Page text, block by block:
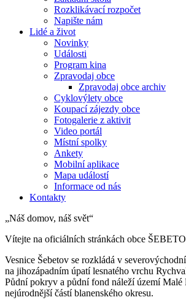
Rozklikávací rozpočet
Napište nám
Lidé a život
Novinky
Události
Program kina
Zpravodaj obce
Zpravodaj obce archiv
Cyklovýlety obce
Koupací zájezdy obce
Fotogalerie z aktivit
Video portál
Místní spolky
Ankety
Mobilní aplikace
Mapa událostí
Informace od nás
Kontakty
„Náš domov, náš svět“
Vítejte na oficiálních stránkách obce
Vesnice Šebetov se rozkládá v
na jihozápadním úpatí lesnatého vrchu
Půdní pokryv a půdní fond náleží území Malé
nejúrodnější částí blanenského okresu.